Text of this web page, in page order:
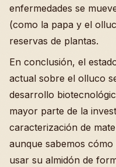
enfermedades se
(como la papa y el
reservas de plantas.
En conclusión, el
actual sobre el olluco
desarrollo
mayor parte de la
caracterización de
aunque sabemos
usar su almidón de